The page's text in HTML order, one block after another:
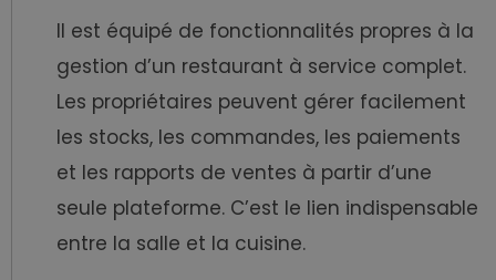
Il est équipé de fonctionnalités propres à la
gestion d’un restaurant à service complet.
Les propriétaires peuvent gérer facilement
les stocks, les commandes, les paiements
et les rapports de ventes à partir d’une
seule plateforme. C’est le lien indispensable
entre la salle et la cuisine.